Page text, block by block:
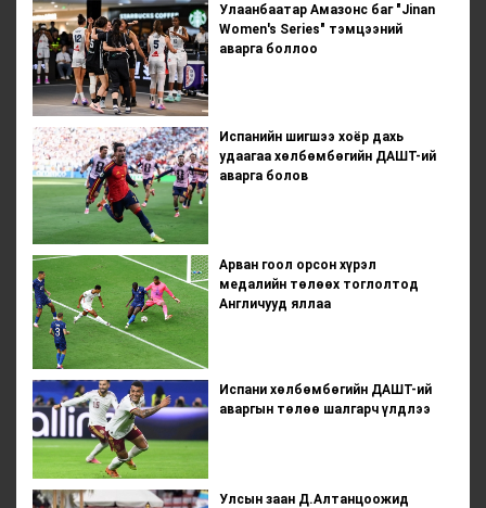
Улаанбаатар Амазонс баг "Jinan
Women's Series" тэмцээний
аварга боллоо
Испанийн шигшээ хоёр дахь
удаагаа хөлбөмбөгийн ДАШТ-ий
аварга болов
Арван гоол орсон хүрэл
медалийн төлөөх тоглолтод
Англичууд яллаа
Испани хөлбөмбөгийн ДАШТ-ий
аваргын төлөө шалгарч үлдлээ
Улсын заан Д.Алтанцоожид